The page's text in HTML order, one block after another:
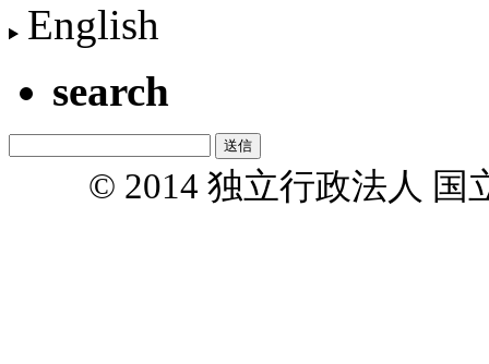
English
search
© 2014 独立行政法人 国